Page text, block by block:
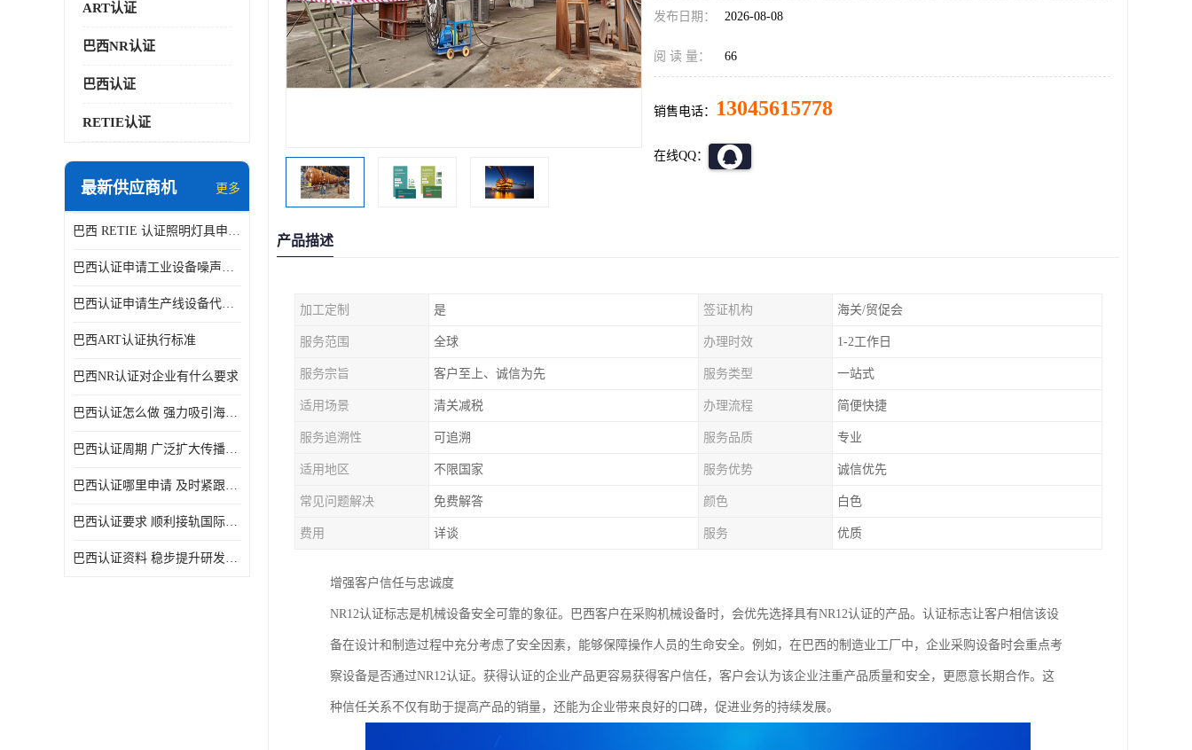
ART认证
巴西NR认证
巴西认证
RETIE认证
最新供应商机 更多
巴西 RETIE 认证照明灯具申请 RETIE 认证
巴西认证申请工业设备噪声控制认证规范
巴西认证申请生产线设备代理机构选择
巴西ART认证执行标准
巴西NR认证对企业有什么要求
巴西认证怎么做 强力吸引海外投资
巴西认证周期 广泛扩大传播范围
巴西认证哪里申请 及时紧跟法规变化
巴西认证要求 顺利接轨国际规范
巴西认证资料 稳步提升研发能力
发布日期： 2026-08-08
阅 读 量： 66
销售电话： 13045615778
在线QQ：
产品描述
加工定制 是 签证机构 海关/贸促会
服务范围 全球 办理时效 1-2工作日
服务宗旨 客户至上、诚信为先 服务类型 一站式
适用场景 清关减税 办理流程 简便快捷
服务追溯性 可追溯 服务品质 专业
适用地区 不限国家 服务优势 诚信优先
常见问题解决 免费解答 颜色 白色
费用 详谈 服务 优质
增强客户信任与忠诚度
NR12认证标志是机械设备安全可靠的象征。巴西客户在采购机械设备时，会优先选择具有NR12认证的产品。认证标志让客户相信该设
备在设计和制造过程中充分考虑了安全因素，能够保障操作人员的生命安全。例如，在巴西的制造业工厂中，企业采购设备时会重点考
察设备是否通过NR12认证。获得认证的企业产品更容易获得客户信任，客户会认为该企业注重产品质量和安全，更愿意长期合作。这
种信任关系不仅有助于提高产品的销量，还能为企业带来良好的口碑，促进业务的持续发展。